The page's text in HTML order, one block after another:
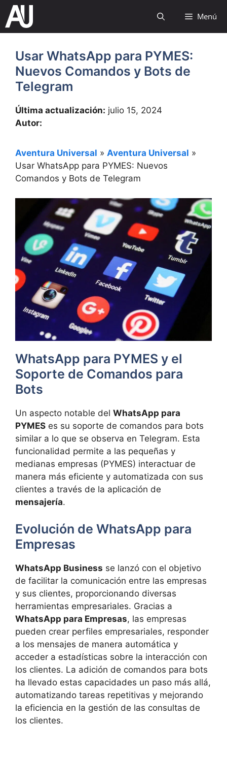
Saltar
contenido
Menú
Usar WhatsApp para PYMES:
Nuevos Comandos y Bots de
Telegram
Última actualización: julio 15, 2024
Autor:
Aventura Universal » Aventura Universal »
Usar WhatsApp para PYMES: Nuevos
Comandos y Bots de Telegram
WhatsApp para PYMES y el
Soporte de Comandos para
Bots
Un aspecto notable del WhatsApp para
PYMES es su soporte de comandos para bots
similar a lo que se observa en Telegram. Esta
funcionalidad permite a las pequeñas y
medianas empresas (PYMES) interactuar de
manera más eficiente y automatizada con sus
clientes a través de la aplicación de
mensajería.
Evolución de WhatsApp para
Empresas
WhatsApp Business se lanzó con el objetivo
de facilitar la comunicación entre las empresas
y sus clientes, proporcionando diversas
herramientas empresariales. Gracias a
WhatsApp para Empresas, las empresas
pueden crear perfiles empresariales, responder
a los mensajes de manera automática y
acceder a estadísticas sobre la interacción con
los clientes. La adición de comandos para bots
ha llevado estas capacidades un paso más allá,
automatizando tareas repetitivas y mejorando
la eficiencia en la gestión de las consultas de
los clientes.